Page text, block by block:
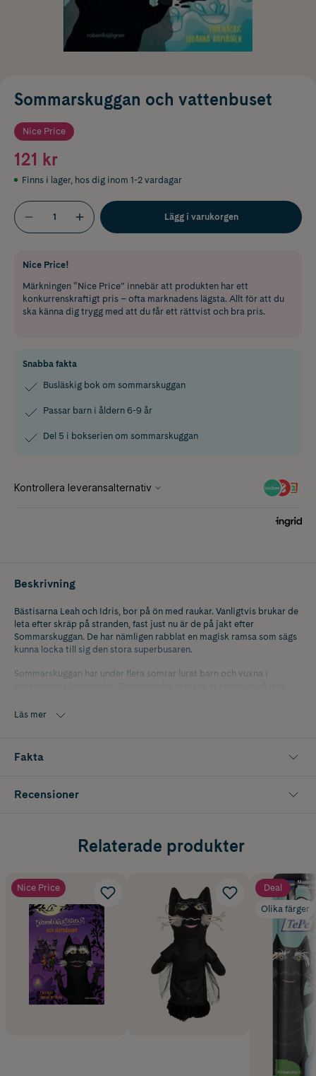
Sommarskuggan och vattenbuset
Nice Price
121 kr
Finns i lager, hos dig inom 1-2 vardagar
Lägg i varukorgen
Nice Price!
Märkningen “Nice Price” innebär att produkten har ett
konkurrenskraftigt pris – ofta marknadens lägsta. Allt för att du
ska känna dig trygg med att du får ett rättvist och bra pris.
Snabba fakta
Busläskig bok om sommarskuggan
Passar barn i åldern 6-9 år
Del 5 i bokserien om sommarskuggan
Beskrivning
Bästisarna Leah och Idris, bor på ön med raukar. Vanligtvis brukar de
leta efter skräp på stranden, fast just nu är de på jakt efter
Sommarskuggan. De har nämligen rabblat en magisk ramsa som sägs
kunna locka till sig den stora superbusaren.
Sommarskuggan har under flera somrar lurat barn och vuxna i
fulländad!
Läs mer
Fakta
Recensioner
Relaterade produkter
Nice Price
Deal
Olika färger